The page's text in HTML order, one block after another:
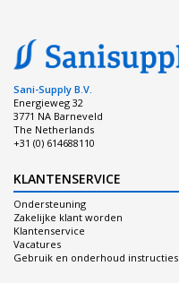
Sani-Supply B.V.
Energieweg 32
3771 NA Barneveld
The Netherlands
+31 (0) 614688110
KLANTENSERVICE
Ondersteuning
Zakelijke klant worden
Klantenservice
Vacatures
Gebruik en onderhoud instructies